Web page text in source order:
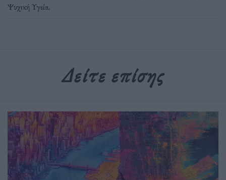
Ψυχική Υγεία.
Δείτε επίσης